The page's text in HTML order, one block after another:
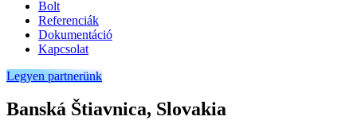
Bolt
Referenciák
Dokumentáció
Kapcsolat
Legyen partnerünk
Banská Štiavnica, Slovakia